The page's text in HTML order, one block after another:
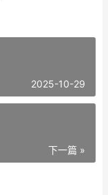
2025-10-29
下一篇 »